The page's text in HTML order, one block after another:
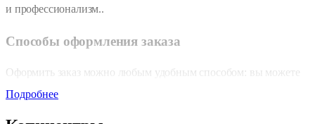
и профессионализм..
Способы оформления заказа
Оформить заказ можно любым удобным способом: вы можете
прийти в любой из наших
Подробнее